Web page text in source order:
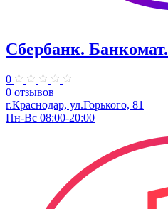
Сбербанк. Банкомат.
0
0 отзывов
​г.Краснодар, ул.​Горького, 81
Пн-Вс 08:00-20:00